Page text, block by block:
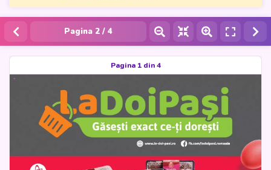
Pagina 2 / 4
Pagina 1 din 4